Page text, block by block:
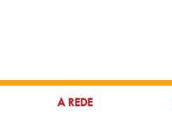
IR PARA:
A REDE